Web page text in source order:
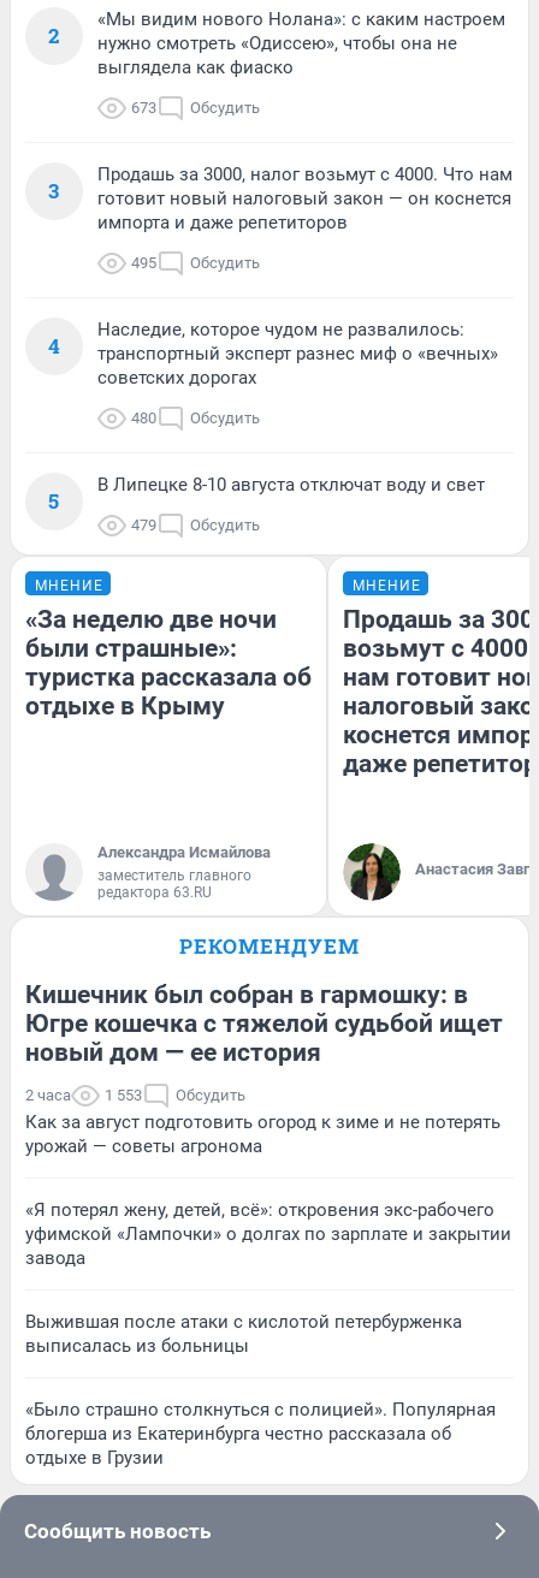
2
«Мы видим нового Нолана»: с каким настроем
нужно смотреть «Одиссею», чтобы она не
выглядела как фиаско
673 Обсудить
3
Продашь за 3000, налог возьмут с 4000. Что нам
готовит новый налоговый закон — он коснется
импорта и даже репетиторов
495 Обсудить
4
Наследие, которое чудом не развалилось:
транспортный эксперт разнес миф о «вечных»
советских дорогах
480 Обсудить
5
В Липецке 8-10 августа отключат воду и свет
479 Обсудить
МНЕНИЕ
«За неделю две ночи
были страшные»:
туристка рассказала об
отдыхе в Крыму
Александра Исмайлова
заместитель главного
редактора 63.RU
МНЕНИЕ
Продашь за
возьмут с
нам готовит
налоговый
коснется
даже
Анастасия
РЕКОМЕНДУЕМ
Кишечник был собран в гармошку: в
Югре кошечка с тяжелой судьбой ищет
новый дом — ее история
2 часа 1 553 Обсудить
Как за август подготовить огород к зиме и не потерять
урожай — советы агронома
«Я потерял жену, детей, всё»: откровения экс-рабочего
уфимской «Лампочки» о долгах по зарплате и закрытии
завода
Выжившая после атаки с кислотой петербурженка
выписалась из больницы
«Было страшно столкнуться с полицией». Популярная
блогерша из Екатеринбурга честно рассказала об
отдыхе в Грузии
Сообщить новость